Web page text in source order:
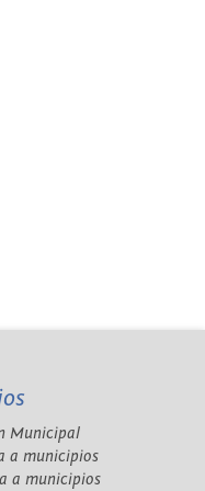
Municipal
a municipios
a municipios